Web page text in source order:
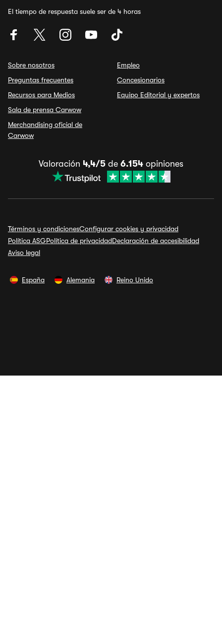
El tiempo de respuesta suele ser de 4 horas
Sobre nosotros
Preguntas frecuentes
Recursos para Medios
Sala de prensa Carwow
Merchandising oficial de
Carwow
Empleo
Concesionarios
Equipo Editorial y expertos
Valoración 4,4/5 de 6.154 opiniones
Términos y condicionesConfigurar cookies y privacidad
Política ASGPolítica de privacidadDeclaración de accesibilidad
Aviso legal
España Alemania Reino Unido